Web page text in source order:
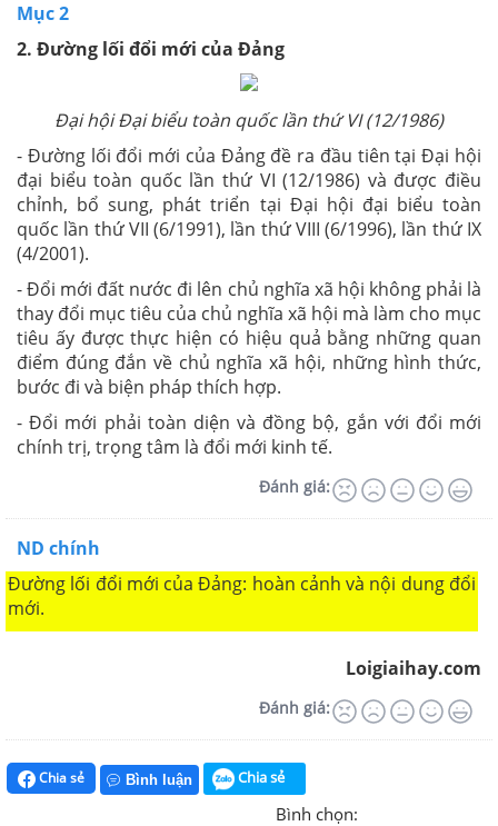
Mục 2
2. Đường lối đổi mới của Đảng
Đại hội Đại biểu toàn quốc lần thứ VI (12/1986)
- Đường lối đổi mới của Đảng đề ra đầu tiên tại Đại hội
đại biểu toàn quốc lần thứ VI (12/1986) và được điều
chỉnh, bổ sung, phát triển tại Đại hội đại biểu toàn
quốc lần thứ VII (6/1991), lần thứ VIII (6/1996), lần thứ IX
(4/2001).
- Đổi mới đất nước đi lên chủ nghĩa xã hội không phải là
thay đổi mục tiêu của chủ nghĩa xã hội mà làm cho mục
tiêu ấy được thực hiện có hiệu quả bằng những quan
điểm đúng đắn về chủ nghĩa xã hội, những hình thức,
bước đi và biện pháp thích hợp.
- Đổi mới phải toàn diện và đồng bộ, gắn với đổi mới
chính trị, trọng tâm là đổi mới kinh tế.
Đánh giá:
ND chính
Đường lối đổi mới của Đảng: hoàn cảnh và nội dung đổi
mới.
Loigiaihay.com
Đánh giá:
Chia sẻ Bình luận Chia sẻ
Bình chọn: